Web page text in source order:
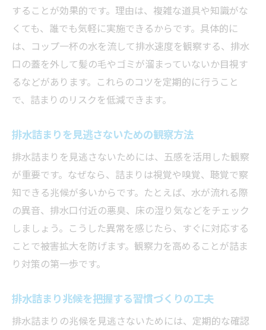
することが効果的です。理由は、複雑な道具や知識がな
くても、誰でも気軽に実施できるからです。具体的に
は、コップ一杯の水を流して排水速度を観察する、排水
口の蓋を外して髪の毛やゴミが溜まっていないか目視す
るなどがあります。これらのコツを定期的に行うこと
で、詰まりのリスクを低減できます。
排水詰まりを見逃さないための観察方法
排水詰まりを見逃さないためには、五感を活用した観察
が重要です。なぜなら、詰まりは視覚や嗅覚、聴覚で察
知できる兆候が多いからです。たとえば、水が流れる際
の異音、排水口付近の悪臭、床の湿り気などをチェック
しましょう。こうした異常を感じたら、すぐに対応する
ことで被害拡大を防げます。観察力を高めることが詰ま
り対策の第一歩です。
排水詰まり兆候を把握する習慣づくりの工夫
排水詰まりの兆候を見逃さないためには、定期的な確認